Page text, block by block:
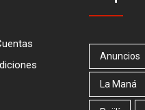
Anuncios
La Maná